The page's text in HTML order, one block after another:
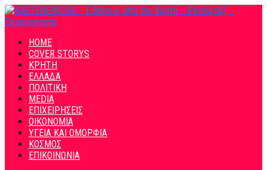
HOME
COVER STORYS
ΚΡΗΤΗ
ΕΛΛΑΔΑ
ΠΟΛΙΤΙΚΗ
MEDIA
ΕΠΙΧΕΙΡΗΣΕΙΣ
ΟΙΚΟΝΟΜΙΑ
ΥΓΕΙΑ ΚΑΙ ΟΜΟΡΦΙΑ
ΚΟΣΜΟΣ
ΕΠΙΚΟΙΝΩΝΙΑ